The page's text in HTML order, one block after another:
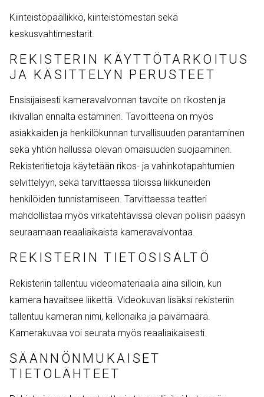
Kiinteistöpäällikkö, kiinteistömestari sekä
keskusvahtimestarit.
REKISTERIN KÄYTTÖTARKOITUS
JA KÄSITTELYN PERUSTEET
Ensisijaisesti kameravalvonnan tavoite on rikosten ja
ilkivallan ennalta estäminen. Tavoitteena on myös
asiakkaiden ja henkilökunnan turvallisuuden parantaminen
sekä yhtiön hallussa olevan omaisuuden suojaaminen.
Rekisteritietoja käytetään rikos- ja vahinkotapahtumien
selvittelyyn, sekä tarvittaessa tiloissa liikkuneiden
henkilöiden tunnistamiseen. Tarvittaessa teatteri
mahdollistaa myös virkatehtävissä olevan poliisin pääsyn
seuraamaan reaaliaikaista kameravalvontaa.
REKISTERIN TIETOSISÄLTÖ
Rekisteriin tallentuu videomateriaalia aina silloin, kun
kamera havaitsee liikettä. Videokuvan lisäksi rekisteriin
tallentuu kameran nimi, kellonaika ja päivämäärä.
Kamerakuvaa voi seurata myös reaaliaikaisesti.
SÄÄNNÖNMUKAISET
TIETOLÄHTEET